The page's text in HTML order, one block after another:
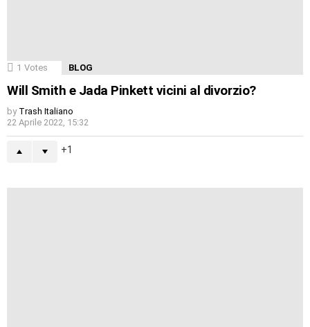
1 Votes BLOG
Will Smith e Jada Pinkett vicini al divorzio?
by Trash Italiano
22 Aprile 2022, 15:32
1